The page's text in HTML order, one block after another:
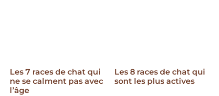
Les 7 races de chat qui
ne se calment pas avec
l’âge
Les 8 races de chat qui
sont les plus actives